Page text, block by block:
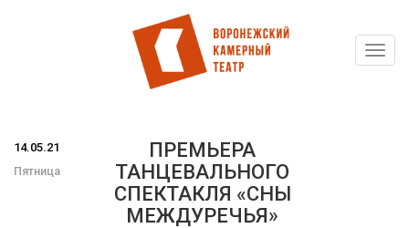
14.05.21
Пятница
ПРЕМЬЕРА
ТАНЦЕВАЛЬНОГО
СПЕКТАКЛЯ «СНЫ
МЕЖДУРЕЧЬЯ»